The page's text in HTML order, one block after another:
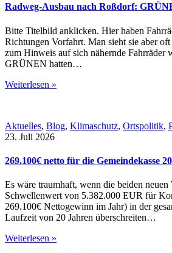
Radweg-Ausbau nach Roßdorf:
Bitte Titelbild anklicken. Hier haben
Richtungen Vorfahrt. Man sieht sie aber
zum Hinweis auf sich nähernde Fahrräder
GRÜNEN hatten…
Weiterlesen »
Aktuelles, Blog, Klimaschutz, Ortspolitik,
23. Juli 2026
269.100€ netto für die Gemeindekasse
Es wäre traumhaft, wenn die beiden neuen
Schwellenwert von 5.382.000 EUR für
269.100€ Nettogewinn im Jahr) in der
Laufzeit von 20 Jahren überschreiten…
Weiterlesen »